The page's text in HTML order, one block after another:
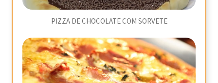
PIZZA DE CHOCOLATE COM SORVETE